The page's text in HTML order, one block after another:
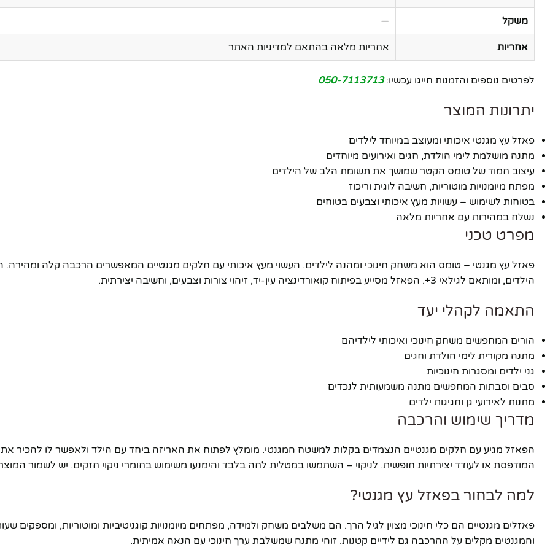
משקל —
אחריות אחריות מלאה בהתאם למדיניות האתר
לפרטים נוספים והזמנות חייגו עכשיו:050-7113713
יתרונות המוצר
פאזל עץ מגנטי איכותי ומעוצב במיוחד לילדים
מתנה מושלמת לימי הולדת, חגים ואירועים מיוחדים
עיצוב חמוד של טומס הקטר שמושך את תשומת הלב של הילדים
מפתח מיומנויות מוטוריות, חשיבה לוגית וריכוז
בטוחות לשימוש – עשויות מעץ איכותי וצבעים בטוחים
נשלח במהירות עם אחריות מלאה
מפרט טכני
פאזל עץ מגנטי – טומס הוא משחק חינוכי ומהנה לילדים. העשוי מעץ איכותי עם חלקים מגנטיים המאפשרים הרכבה קלה
הילדים, ומותאם לגילאי 3+. הפאזל מסייע בפיתוח קואורדינציה עין-יד, זיהוי צורות וצבעים, וחשיבה יצירתית.
התאמה לקהלי יעד
הורים המחפשים משחק חינוכי ואיכותי לילדיהם
מתנה מקורית לימי הולדת וחגים
גני ילדים ומסגרות חינוכיות
סבים וסבתות המחפשים מתנה משמעותית לנכדים
מתנות לאירועי גן וחגיגות ילדים
מדריך שימוש והרכבה
הפאזל מגיע עם חלקים מגנטיים הנצמדים בקלות למשטח המגנטי. מומלץ לפתוח את האריזה ביחד עם הילד ולאפשר לו להכיר
המודפסת או לעודד יצירתיות חופשית. לניקוי – השתמשו במטלית לחה בלבד והימנעו משימוש בחומרי ניקוי חזקים. יש לשמור
למה לבחור בפאזל עץ מגנטי?
פאזלים מגנטיים הם כלי חינוכי מצוין לגיל הרך. הם משלבים משחק ולמידה, מפתחים מיומנויות קוגניטיביות ומוטוריות, ומספקים
והמגנטים מקלים על ההרכבה גם לידיים קטנות. זוהי מתנה שמשלבת ערך חינוכי עם הנאה אמיתית.
פייסבוק
יוטיוב